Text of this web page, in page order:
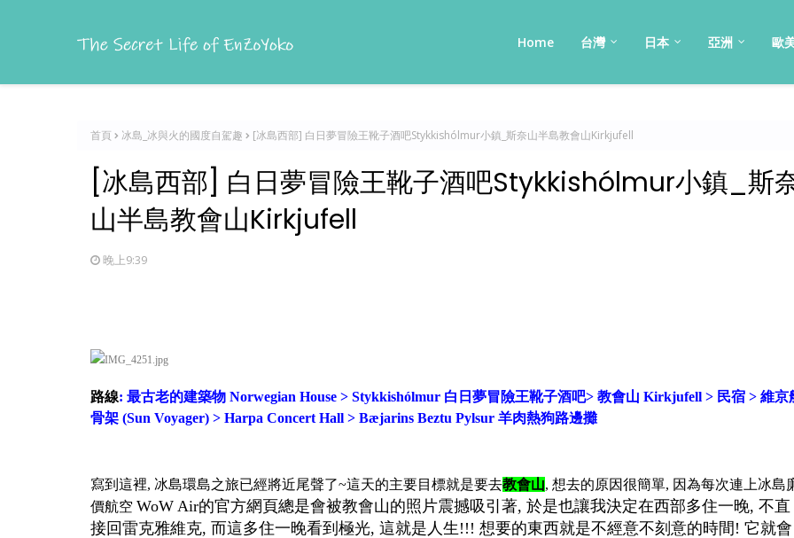
Home 台灣 日本 亞洲 歐
首頁 冰島_冰與火的國度自駕趣 [冰島西部] 白日夢冒險王靴子酒吧Stykkishólmur小鎮_斯奈山半島教會山Kirkjufell
[冰島西部] 白日夢冒險王靴子酒吧Stykkishólmur小鎮_斯
山半島教會山Kirkjufell
晚上9:39
路線: 最古老的建築物 Norwegian House > Stykkishólmur 白日夢冒險王靴子酒吧> 教會山 Kirkjufell > 民宿 > 維京
骨架 (Sun Voyager) > Harpa Concert Hall > Bæjarins Beztu Pylsur 羊肉熱狗路邊攤
寫到這裡, 冰島環島之旅已經將近尾聲了~這天的主要目標就是要去教會山, 想去的原因很簡單, 因為每次連上冰島
價航空 WoW Air的官方網頁總是會被教會山的照片震撼吸引著, 於是也讓我決定在西部多住一晚, 不直
接回雷克雅維克, 而這多住一晚看到極光, 這就是人生!!! 想要的東西就是不經意不刻意的時間! 它就會